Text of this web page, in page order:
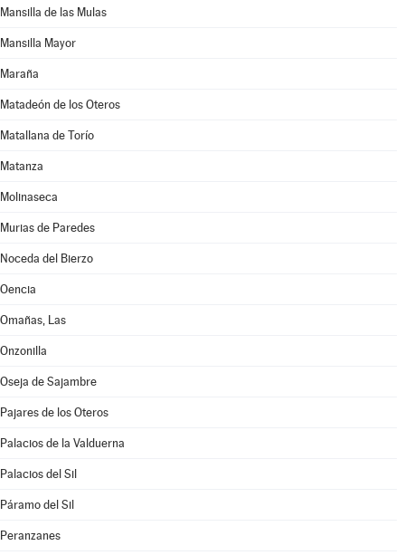
Mansilla de las Mulas
Mansilla Mayor
Maraña
Matadeón de los Oteros
Matallana de Torío
Matanza
Molinaseca
Murias de Paredes
Noceda del Bierzo
Oencia
Omañas, Las
Onzonilla
Oseja de Sajambre
Pajares de los Oteros
Palacios de la Valduerna
Palacios del Sil
Páramo del Sil
Peranzanes